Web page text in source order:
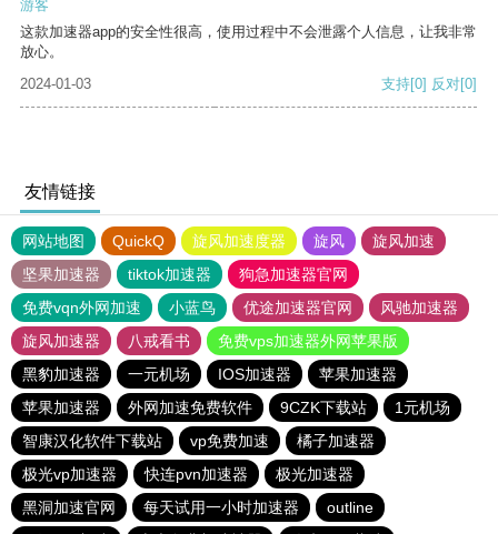
游客
这款加速器app的安全性很高，使用过程中不会泄露个人信息，让我非常
放心。
2024-01-03
支持[0] 反对[0]
友情链接
网站地图 QuickQ 旋风加速度器 旋风
旋风加速
坚果加速器
tiktok加速器
狗急加速器官网
免费vqn外网加速
小蓝鸟 优途加速器官网
风驰加速器
旋风加速器
八戒看书
免费vps加速器外网苹果版
黑豹加速器
一元机场 IOS加速器
苹果加速器
苹果加速器
外网加速免费软件 9CZK下载站
1元机场
智康汉化软件下载站
vp免费加速
橘子加速器
极光vp加速器
快连pvn加速器
极光加速器
黑洞加速官网
每天试用一小时加速器
outline